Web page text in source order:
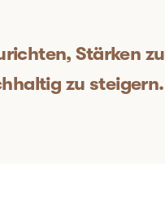
Stärken zu
zu steigern.